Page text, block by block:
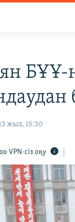
БҰҰ-
жыл, 15:30
VPN-сіз оқу